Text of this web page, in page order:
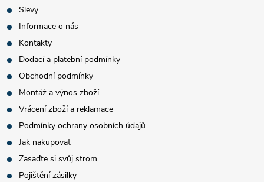
Slevy
Informace o nás
Kontakty
Dodací a platební podmínky
Obchodní podmínky
Montáž a výnos zboží
Vrácení zboží a reklamace
Podmínky ochrany osobních údajů
Jak nakupovat
Zasaďte si svůj strom
Pojištění zásilky